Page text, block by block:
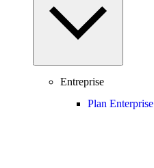
Entreprise
Plan Enterprise